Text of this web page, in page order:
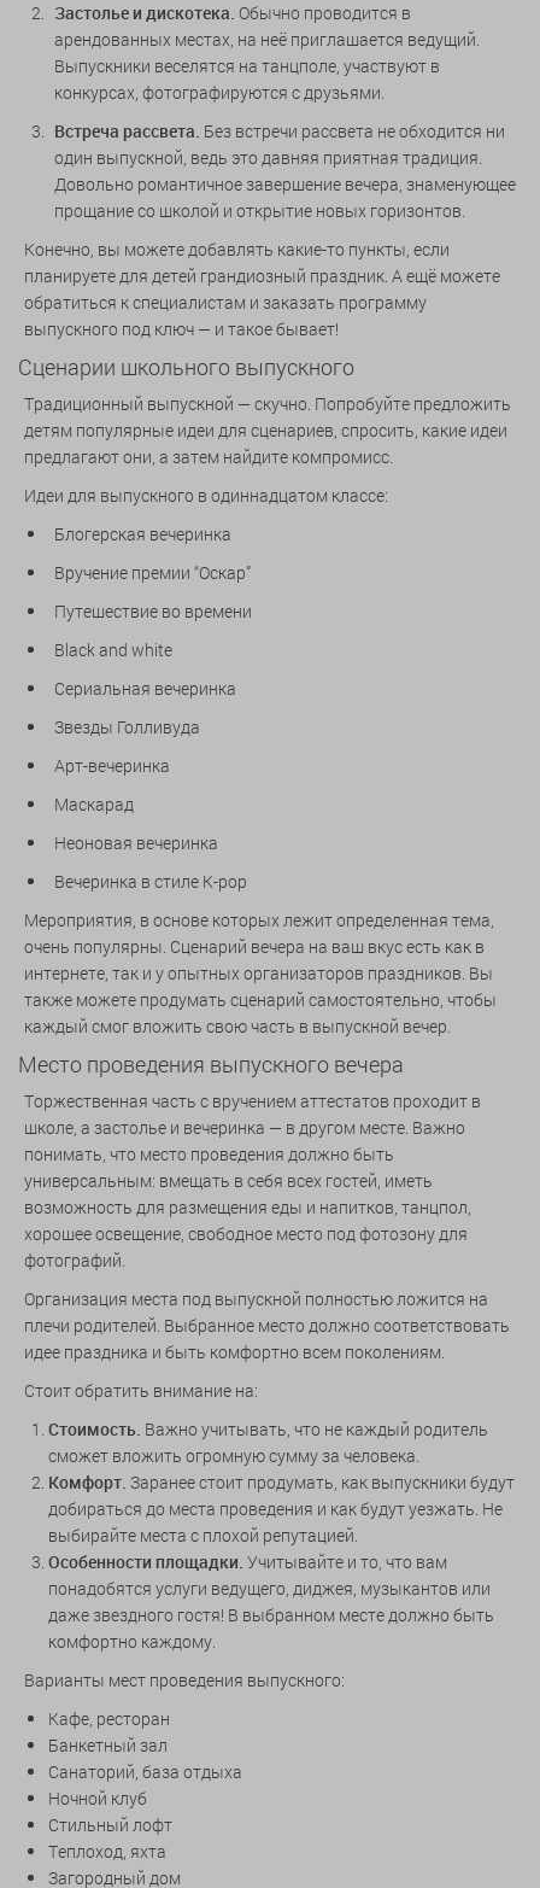
Застолье и дискотека. Обычно проводится в
арендованных местах, на неё приглашается ведущий.
Выпускники веселятся на танцполе, участвуют в
конкурсах, фотографируются с друзьями.
Встреча рассвета. Без встречи рассвета не обходится ни
один выпускной, ведь это давняя приятная традиция.
Довольно романтичное завершение вечера, знаменующее
прощание со школой и открытие новых горизонтов.
Конечно, вы можете добавлять какие-то пункты, если
планируете для детей грандиозный праздник. А ещё можете
обратиться к специалистам и заказать программу
выпускного под ключ — и такое бывает!
Сценарии школьного выпускного
Традиционный выпускной — скучно. Попробуйте предложить
детям популярные идеи для сценариев, спросить, какие идеи
предлагают они, а затем найдите компромисс.
Идеи для выпускного в одиннадцатом классе:
Блогерская вечеринка
Вручение премии “Оскар”
Путешествие во времени
Black and white
Сериальная вечеринка
Звезды Голливуда
Арт-вечеринка
Маскарад
Неоновая вечеринка
Вечеринка в стиле K-pop
Мероприятия, в основе которых лежит определенная тема,
очень популярны. Сценарий вечера на ваш вкус есть как в
интернете, так и у опытных организаторов праздников. Вы
также можете продумать сценарий самостоятельно, чтобы
каждый смог вложить свою часть в выпускной вечер.
Место проведения выпускного вечера
Торжественная часть с вручением аттестатов проходит в
школе, а застолье и вечеринка — в другом месте. Важно
понимать, что место проведения должно быть
универсальным: вмещать в себя всех гостей, иметь
возможность для размещения еды и напитков, танцпол,
хорошее освещение, свободное место под фотозону для
фотографий.
Организация места под выпускной полностью ложится на
плечи родителей. Выбранное место должно соответствовать
идее праздника и быть комфортно всем поколениям.
Стоит обратить внимание на:
Стоимость. Важно учитывать, что не каждый родитель
сможет вложить огромную сумму за человека.
Комфорт. Заранее стоит продумать, как выпускники будут
добираться до места проведения и как будут уезжать. Не
выбирайте места с плохой репутацией.
Особенности площадки. Учитывайте и то, что вам
понадобятся услуги ведущего, диджея, музыкантов или
даже звездного гостя! В выбранном месте должно быть
комфортно каждому.
Варианты мест проведения выпускного:
Кафе, ресторан
Банкетный зал
Санаторий, база отдыха
Ночной клуб
Стильный лофт
Теплоход, яхта
Загородный дом